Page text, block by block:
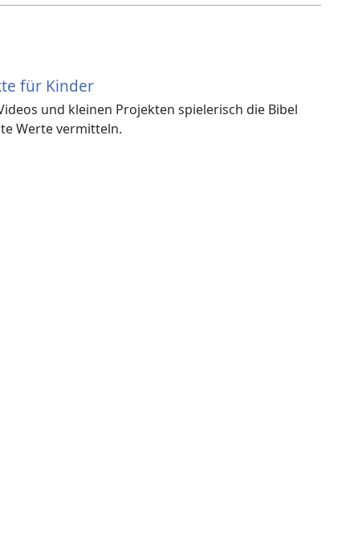
für Kinder
und kleinen Projekten spielerisch die Bibel
Werte vermitteln.